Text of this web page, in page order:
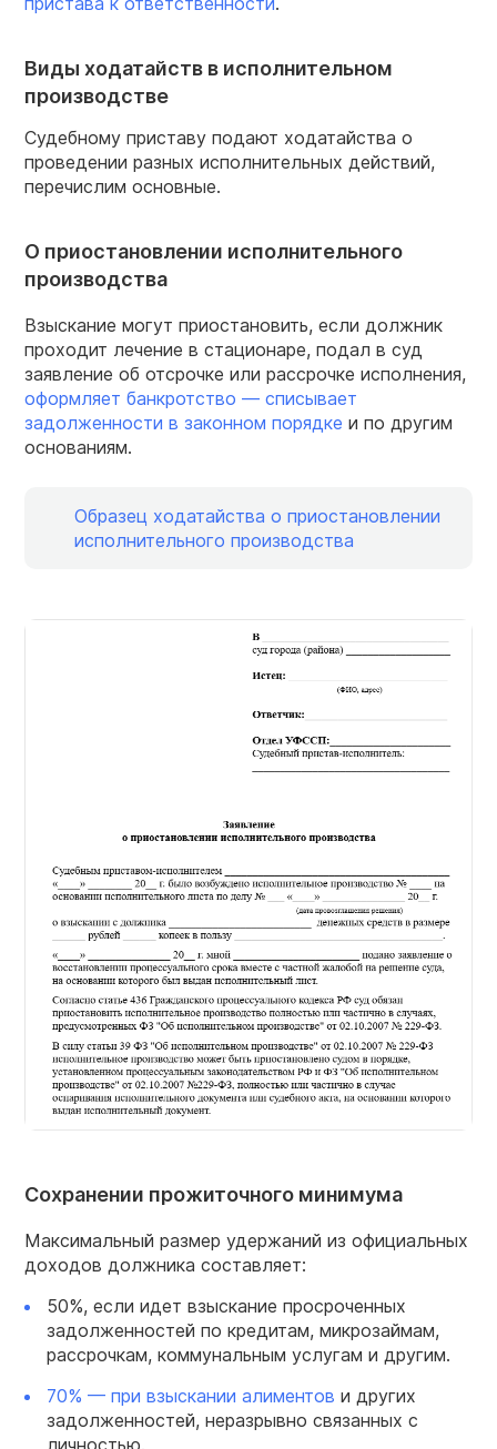
Виды ходатайств в исполнительном
производстве
Судебному приставу подают ходатайства о
проведении разных исполнительных действий,
перечислим основные.
О приостановлении исполнительного
производства
Взыскание могут приостановить, если должник
проходит лечение в стационаре, подал в суд
заявление об отсрочке или рассрочке исполнения,
оформляет банкротство — списывает
задолженности в законном порядке и по другим
основаниям.
Образец ходатайства о приостановлении
исполнительного производства
Сохранении прожиточного минимума
Максимальный размер удержаний из официальных
доходов должника составляет:
50%, если идет взыскание просроченных
задолженностей по кредитам, микрозаймам,
рассрочкам, коммунальным услугам и другим.
70% — при взыскании алиментов и других
задолженностей, неразрывно связанных с
личностью.